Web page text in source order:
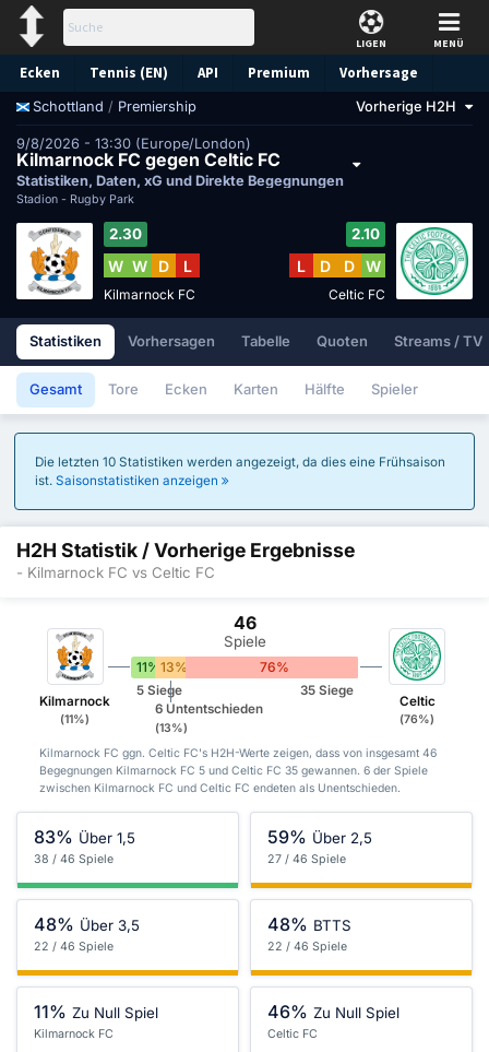
LIGEN MENÜ
Ecken Tennis (EN) API Premium Vorhersage
Schottland / Premiership Vorherige H2H
9/8/2026 - 13:30 (Europe/London)
Kilmarnock FC gegen Celtic FC
Statistiken, Daten, xG und Direkte Begegnungen
Stadion - Rugby Park
2.30
W W D L
Kilmarnock FC
2.10
L D D W
Celtic FC
Statistiken Vorhersagen Tabelle Quoten Streams / TV
Gesamt Tore Ecken Karten Hälfte Spieler
Die letzten 10 Statistiken werden angezeigt, da dies eine Frühsaison
ist. Saisonstatistiken anzeigen
H2H Statistik / Vorherige Ergebnisse
- Kilmarnock FC vs Celtic FC
Kilmarnock
(11%)
46
Spiele
11% 13% 76%
5 Siege
6 Untentschieden
(13%)
35 Siege
Celtic
(76%)
Kilmarnock FC ggn. Celtic FC's H2H-Werte zeigen, dass von insgesamt 46
Begegnungen Kilmarnock FC 5 und Celtic FC 35 gewannen. 6 der Spiele
zwischen Kilmarnock FC und Celtic FC endeten als Unentschieden.
83% Über 1,5
38 / 46 Spiele
59% Über 2,5
27 / 46 Spiele
48% Über 3,5
22 / 46 Spiele
48% BTTS
22 / 46 Spiele
11% Zu Null Spiel
Kilmarnock FC
46% Zu Null Spiel
Celtic FC